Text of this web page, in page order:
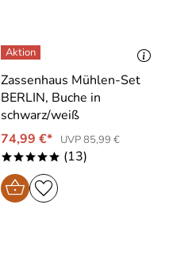
Zassenhaus Mühlen-Set
BERLIN, Buche in
schwarz/weiß
74,99 €*
UVP 85,99 €
***** (13)